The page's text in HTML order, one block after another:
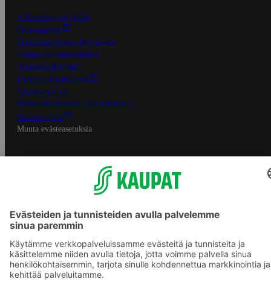
S-Business yrityksille
Oiva-raportit
Osuuskauppojen yhteystiedot
Tilaus- ja toimitusehdot
Tietosuojakäytäntö
Palvelun käyttöehdot
Saavutettavuus
Mobiilisovelluksen saavutettavuus
Mainostajalle
Muuta evästeasetuksia
S-ryhmän palvelut
S-ryhmä
Asiakasomistajuus
S-ostoslista -sovellus
Prisma.fi
Sokos.fi